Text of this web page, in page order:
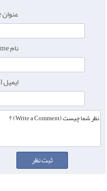
عنوان Title:
نام Name:
ایمیل Email: